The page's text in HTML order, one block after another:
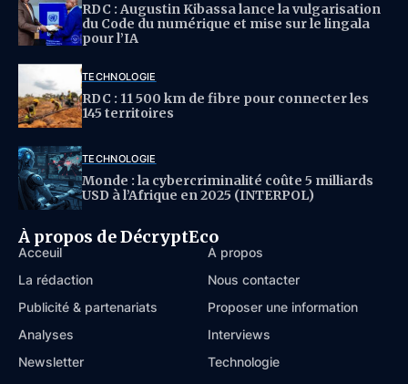
RDC : Augustin Kibassa lance la vulgarisation
du Code du numérique et mise sur le lingala
pour l’IA
TECHNOLOGIE
RDC : 11 500 km de fibre pour connecter les
145 territoires
TECHNOLOGIE
Monde : la cybercriminalité coûte 5 milliards
USD à l’Afrique en 2025 (INTERPOL)
À propos de DécryptEco
Acceuil
À propos
La rédaction
Nous contacter
Publicité & partenariats
Proposer une information
Analyses
Interviews
Newsletter
Technologie